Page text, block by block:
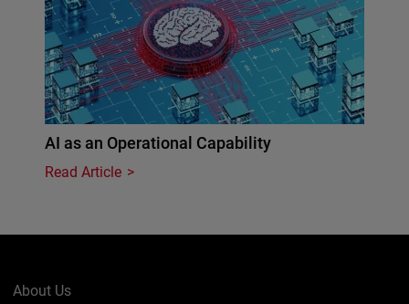
AI as an Operational Capability
Read Article
About Us